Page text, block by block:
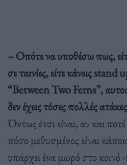
– Οπότε να υποθέσω πως,
σε ταινίες, είτε κάνεις stand
“Between Two Ferns”,
δεν έχεις τόσες πολλές
Όντως έτσι είναι, αν και
πόσο μεθυσμένος είναι
υπάρχει ένα μωρό στο